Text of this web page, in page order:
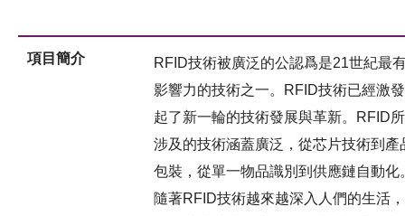
會籍
項目簡介
RFID技術被廣泛的公認爲是21世紀最
影響力的技術之一。RFID技術已經激發
起了新一輪的技術發展與革新。RFID所
涉及的技術涵蓋廣泛，從芯片技術到產
包裝，從單一物品識別到供應鏈自動化
隨著RFID技術越來越深入人們的生活，